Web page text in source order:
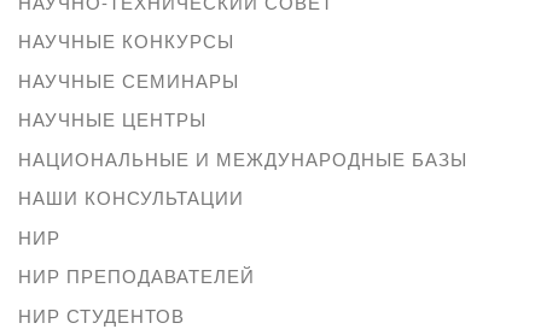
НАУЧНЫЕ КОНКУРСЫ
НАУЧНЫЕ СЕМИНАРЫ
НАУЧНЫЕ ЦЕНТРЫ
НАЦИОНАЛЬНЫЕ И МЕЖДУНАРОДНЫЕ БАЗЫ
НАШИ КОНСУЛЬТАЦИИ
НИР
НИР ПРЕПОДАВАТЕЛЕЙ
НИР СТУДЕНТОВ